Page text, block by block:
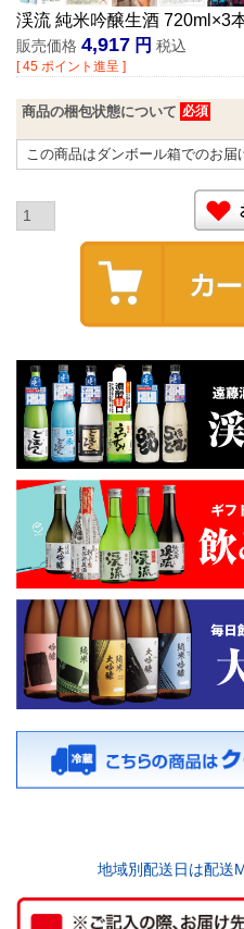
渓流 純米吟醸生酒 720ml×3
販売価格 4,917 税込
[ 45 ポイント進呈 ]
商品の梱包状態について
地域別配送日は配送